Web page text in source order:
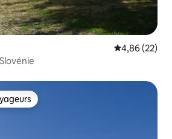
Évaluation
4,86 (22)
les plus appréciés